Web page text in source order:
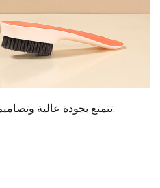
تتمتع بجودة عالية وتصاميم تفصيلية مريحة عديدة.